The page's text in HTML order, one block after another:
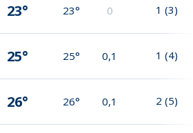
23° 23° 0 1 (3)
25° 25° 0,1 1 (4)
26° 26° 0,1 2 (5)